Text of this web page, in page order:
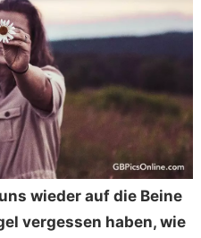
wieder auf die Beine
vergessen haben, wie